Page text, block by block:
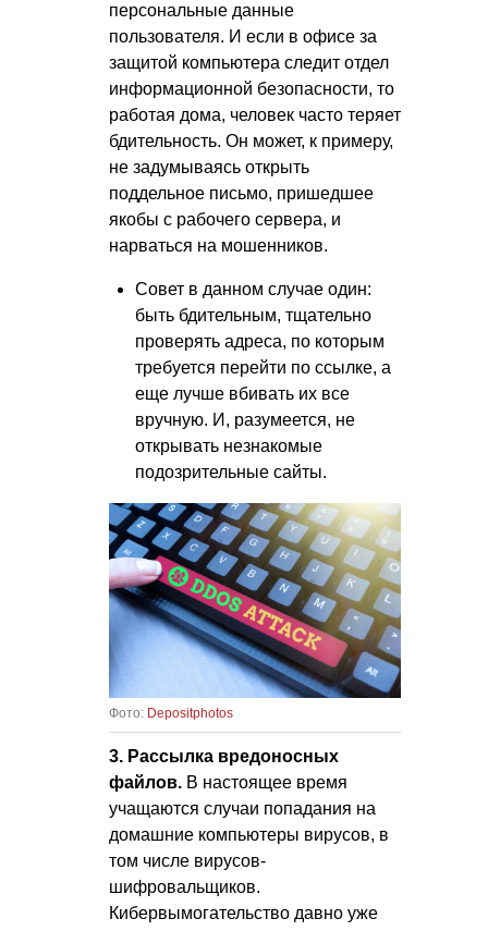
персональные данные
пользователя. И если в офисе за
защитой компьютера следит отдел
информационной безопасности, то
работая дома, человек часто теряет
бдительность. Он может, к примеру,
не задумываясь открыть
поддельное письмо, пришедшее
якобы с рабочего сервера, и
нарваться на мошенников.
Совет в данном случае один:
быть бдительным, тщательно
проверять адреса, по которым
требуется перейти по ссылке, а
еще лучше вбивать их все
вручную. И, разумеется, не
открывать незнакомые
подозрительные сайты.
Фото: Depositphotos
3. Рассылка вредоносных
файлов. В настоящее время
учащаются случаи попадания на
домашние компьютеры вирусов, в
том числе вирусов-
шифровальщиков.
Кибервымогательство давно уже